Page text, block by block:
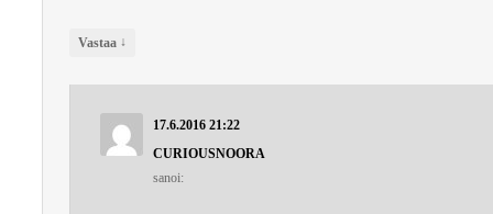
Vastaa ↓
17.6.2016 21:22
CURIOUSNOORA
sanoi: